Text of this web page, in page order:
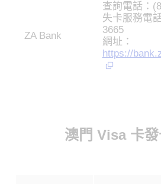
ZA Bank
查詢電話：
失卡服務電
3665
網址：
https://
澳門 Visa 卡